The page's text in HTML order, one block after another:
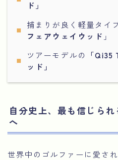
ド」
捕まりが良く軽量タイ
フェアウェイウッド 」
ツアーモデルの
「
ッド」
自分史上、最も信じら
へ
世界中のゴルファーに愛さ